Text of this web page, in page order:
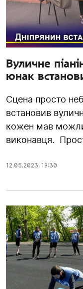
Вуличне
юнак
Сцена просто
встановив
кожен мав
виконавця.
12.05.2023, 19:30